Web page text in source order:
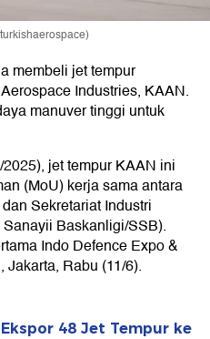
membeli jet tempur
Industries, KAAN.
manuver tinggi untuk
jet tempur KAAN ini
(MoU) kerja sama antara
Sekretariat Industri
Baskanligi/SSB).
Indo Defence Expo &
Rabu (11/6).
48 Jet Tempur ke